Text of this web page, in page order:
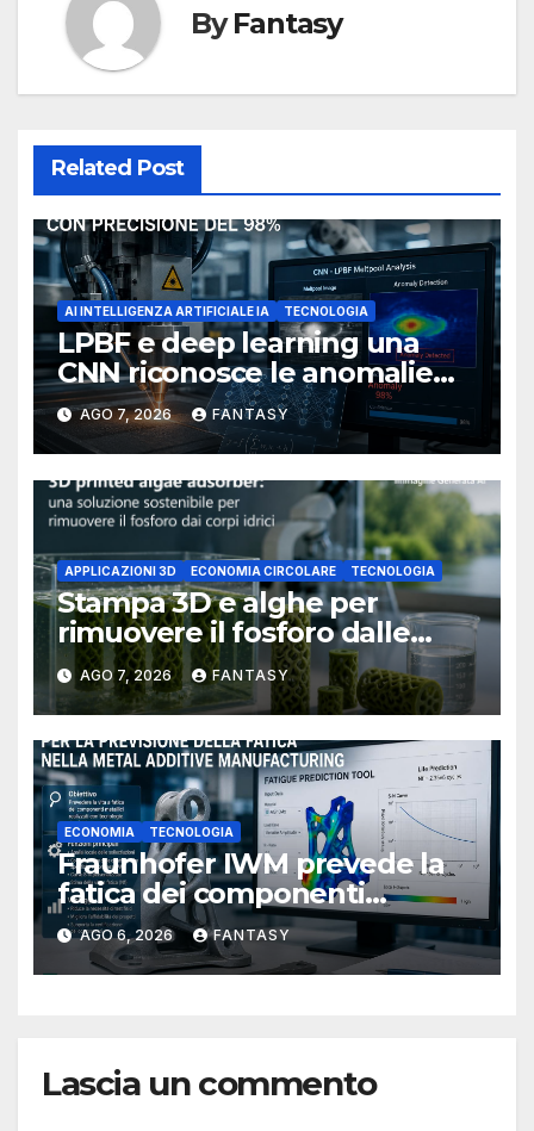
ByFantasy
Related Post
AI INTELLIGENZA ARTIFICIALE IA TECNOLOGIA
LPBF e deep learning una
CNN riconosce le anomalie
del bagno di fusione
AGO 7, 2026 FANTASY
APPLICAZIONI 3D ECONOMIA CIRCOLARE TECNOLOGIA
Stampa 3D e alghe per
rimuovere il fosforo dalle
acque il progetto della
Florida Atlantic University
AGO 7, 2026 FANTASY
ECONOMIA TECNOLOGIA
Fraunhofer IWM prevede la
fatica dei componenti
metallici stampati in 3D
AGO 6, 2026 FANTASY
Lascia un commento